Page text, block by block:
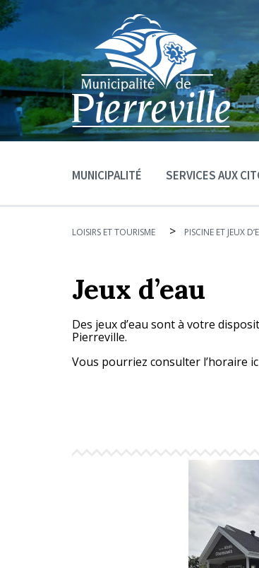
MUNICIPALITÉ SERVICES AUX
LOISIRS ET TOURISME > PISCINE ET JEUX
Jeux d’eau
Des jeux d’eau sont à votre
Pierreville.
Vous pourriez consulter l’horaire